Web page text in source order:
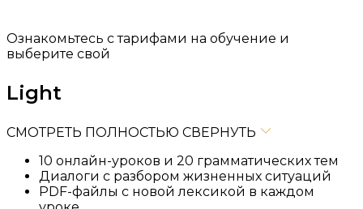
Ознакомьтесь с тарифами на обучение и
выберите свой
Light
СМОТРЕТЬ ПОЛНОСТЬЮ СВЕРНУТЬ
10 онлайн-уроков и 20 грамматических тем
Диалоги с разбором жизненных ситуаций
PDF-файлы с новой лексикой в каждом